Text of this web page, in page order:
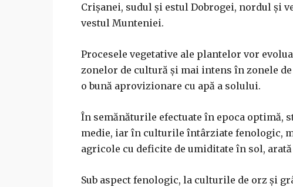
Crişanei, sudul şi estul Dobrogei, nordul şi
vestul Munteniei.
Procesele vegetative ale plantelor vor
zonelor de cultură şi mai intens în zonele
o bună aprovizionare cu apă a solului.
În semănăturile efectuate în epoca optimă,
medie, iar în culturile întârziate fenologic,
agricole cu deficite de umiditate în sol,
Sub aspect fenologic, la culturile de orz şi